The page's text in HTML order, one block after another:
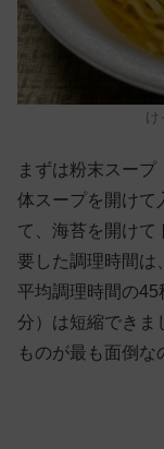
け
まずは粉末スー
体スープを 開けて
て、海苔を 開け
要した調理時間は
平均調理時間の
分）は短縮できま
ものが最も面倒な